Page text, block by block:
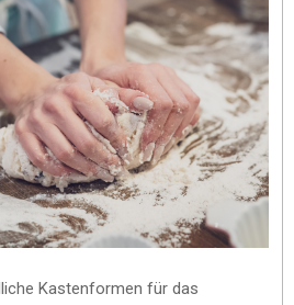
Kastenformen für das